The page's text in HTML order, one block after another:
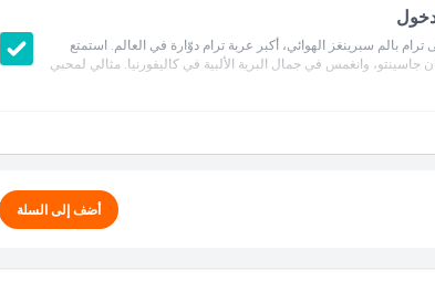
بالم سبرينغز الهوائي، أكبر عربة ترام دوّارة في العالم. استمتع
وانغمس في جمال البرية الألبية في كاليفورنيا. مثالي لمحبي
أضف إلى السلة